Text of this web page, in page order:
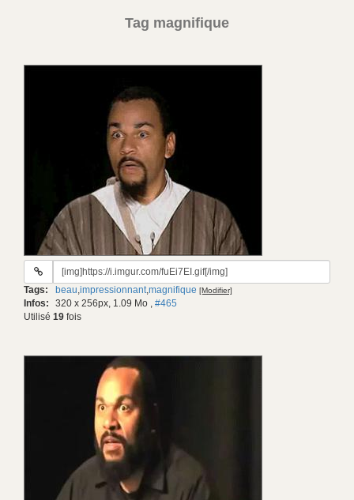
Tag magnifique
URL
gif:
Tags: beau,impressionnant,magnifique [Modifier]
Infos: 320 x 256px, 1.09 Mo , #465
Utilisé 19 fois